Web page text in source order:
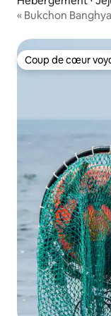
« Bukchon
voiture / Chiens
Coup de cœur
Coup de cœur